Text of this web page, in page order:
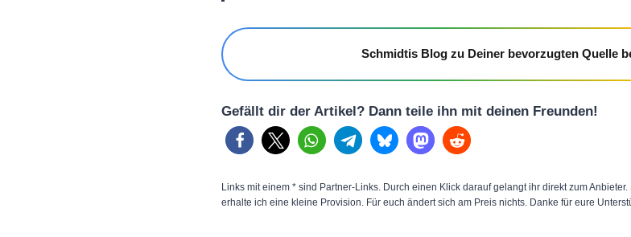
Schmidtis Blog zu Deiner bevorzugten Quelle
Gefällt dir der Artikel? Dann teile ihn mit deinen Freunden!
Links mit einem * sind Partner-Links. Durch einen Klick darauf gelangt ihr direkt zum
erhalte ich eine kleine Provision. Für euch ändert sich am Preis nichts. Danke für eure